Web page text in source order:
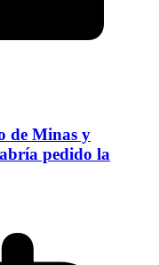
de Minas y
pedido la